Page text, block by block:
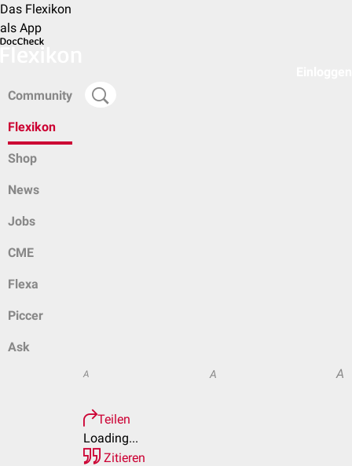
Das Flexikon
als App
Community
Flexikon
Shop
News
Jobs
CME
Flexa
Piccer
Ask
A A A
Teilen
Loading...
Zitieren